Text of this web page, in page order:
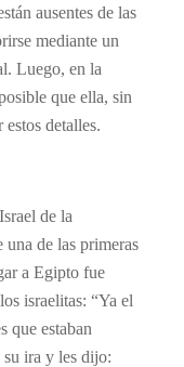
ausentes de las
mediante un
Luego, en la
que ella, sin
detalles.
de la
de las primeras
a Egipto fue
israelitas: “Ya el
que estaban
su ira y les dijo: